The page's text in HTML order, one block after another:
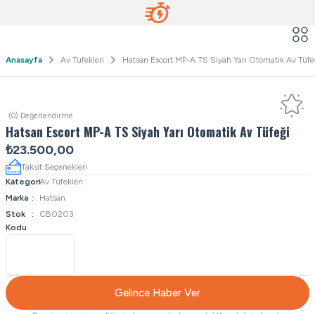
Anasayfa Av Tüfekleri Hatsan Escort MP-A TS Siyah Yarı Otomatik Av
(0) Değerlendirme
Hatsan Escort MP-A TS Siyah Yarı Otomatik Av Tüfeği
₺23.500,00
Taksit Seçenekleri
KategoriAv Tüfekleri
Marka
Hatsan
Stok
Kodu
CB0203
Gelince Haber Ver